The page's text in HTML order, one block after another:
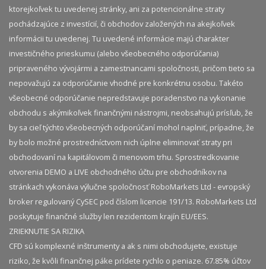
ktorejkoľvek tu uvedenej stránky, ani za potencionálne straty
pochádzajúce z investícií, či obchodov založených na akejkoľvek
informácii tu uvedenej. Tu uvedené informácie majú charakter
investičného prieskumu (alebo všeobecného odporúčania)
pripraveného vývojármi a zamestnancami spoločnosti, pričom tieto sa
nepovažujú za odporúčanie vhodné pre konkrétnu osobu. Takéto
všeobecné odporúčanie nepredstavuje poradenstvo na vykonanie
obchodu s akýmikoľvek finančnými nástrojmi, neobsahujú prísľub, že
by sa cieľ týchto všeobecných odporúčaní mohol naplniť, prípadne, že
by bolo možné prostredníctvom nich úplne eliminovať straty pri
obchodovaní na kapitálovom či menovom trhu. Sprostredkovanie
otvorenia DEMO a LIVE obchodného účtu pre obchodníkov na
stránkach vykonáva výlučne spoločnosť RoboMarkets Ltd - evropský
broker regulovaný CySEC pod číslom licencie 191/13. RoboMarkets Ltd
poskytuje finančné služby len rezidentom krajín EU/EES.
ZRIEKNUTIE SA RIZIKA
CFD sú komplexné inštrumenty a ak s nimi obchodujete, existuje
riziko, že kvôli finančnej páke prídete rychlo o peniaze. 67.85% účtov